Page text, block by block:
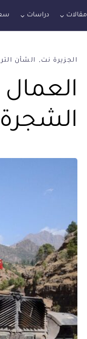
مقالات دراسات
الجزيرة نت الشأن
العمال
الشجرة